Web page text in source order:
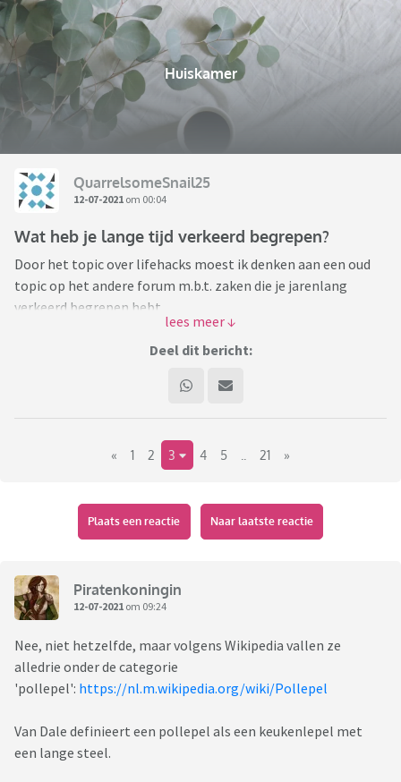
Huiskamer
QuarrelsomeSnail25
12-07-2021 om 00:04
Wat heb je lange tijd verkeerd begrepen?
Door het topic over lifehacks moest ik denken aan een oud
topic op het andere forum m.b.t. zaken die je jarenlang
verkeerd begrepen hebt.
Ik trap af met iets wat ik daar geleerd heb. De Duitse crimi-
zou heten (zoals Derrick in de gelijknamige serie).
Maar de serie zou letterlijk vertaald 'Daad Plaats' heten.
Oftewel plaats delict of crime scene. TAT ORT dus!
'oooh, wat stom'-reacties verschijnen!
Deel dit bericht:
« 1 2 3 4 5 21 »
Plaats een reactie Naar laatste reactie
Piratenkoningin
12-07-2021 om 09:24
Nee, niet hetzelfde, maar volgens Wikipedia vallen ze
alledrie onder de categorie
'pollepel': https://nl.m.wikipedia.org/wiki/Pollepel
Van Dale definieert een pollepel als een keukenlepel met
een lange steel.